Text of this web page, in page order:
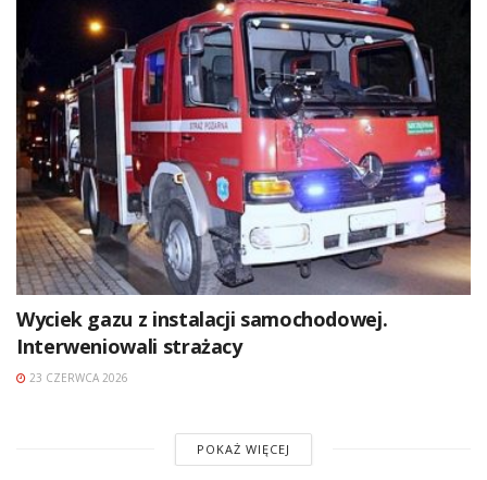
Wyciek gazu z instalacji samochodowej.
Interweniowali strażacy
23 CZERWCA 2026
POKAŻ WIĘCEJ